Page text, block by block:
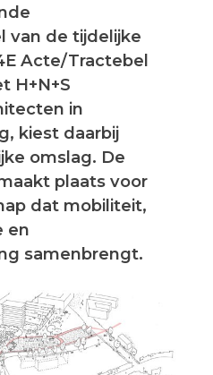
van de tijdelijke
Acte/Tractebel
H+N+S
in
kiest daarbij
omslag. De
plaats voor
dat mobiliteit,
en
samenbrengt.